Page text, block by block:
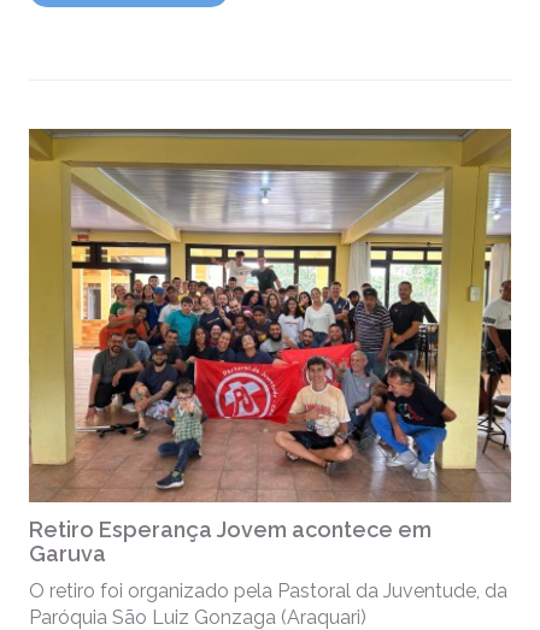
Retiro Esperança Jovem acontece em
Garuva
O retiro foi organizado pela Pastoral da Juventude, da
Paróquia São Luiz Gonzaga (Araquari)